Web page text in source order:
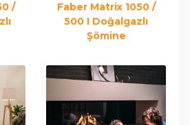
/
Faber Matrix 1050 /
500 I Doğalgazlı
Şömine